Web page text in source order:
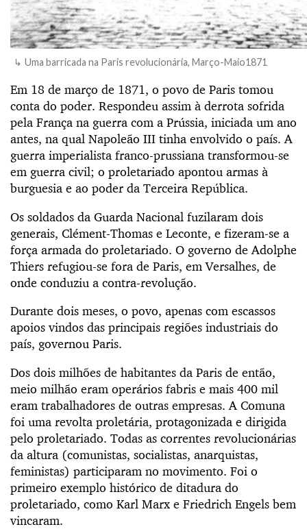
Uma barricada na Paris revolucionária, Março-Maio1871
Em 18 de março de 1871, o povo de Paris tomou
conta do poder. Respondeu assim à derrota sofrida
pela França na guerra com a Prússia, iniciada um ano
antes, na qual Napoleão III tinha envolvido o país. A
guerra imperialista franco-prussiana transformou-se
em guerra civil; o proletariado apontou armas à
burguesia e ao poder da Terceira República.
Os soldados da Guarda Nacional fuzilaram dois
generais, Clément-Thomas e Leconte, e fizeram-se a
força armada do proletariado. O governo de Adolphe
Thiers refugiou-se fora de Paris, em Versalhes, de
onde conduziu a contra-revolução.
Durante dois meses, o povo, apenas com escassos
apoios vindos das principais regiões industriais do
país, governou Paris.
Dos dois milhões de habitantes da Paris de então,
meio milhão eram operários fabris e mais 400 mil
eram trabalhadores de outras empresas. A Comuna
foi uma revolta proletária, protagonizada e dirigida
pelo proletariado. Todas as correntes revolucionárias
da altura (comunistas, socialistas, anarquistas,
feministas) participaram no movimento. Foi o
primeiro exemplo histórico de ditadura do
proletariado, como Karl Marx e Friedrich Engels bem
vincaram.